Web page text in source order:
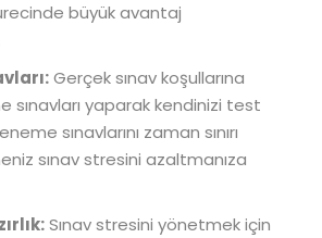
büyük avantaj
Gerçek sınav koşullarına
sınavları yaparak kendinizi test
sınavlarını zaman sınırı
sınav stresini azaltmanıza
Sınav stresini yönetmek için